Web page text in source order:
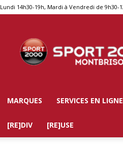
Lundi 14h30-19h, Mardi à Vendredi de 9h30-
2000
MARQUES SERVICES EN LIGNE
[RE]DIV [RE]USE